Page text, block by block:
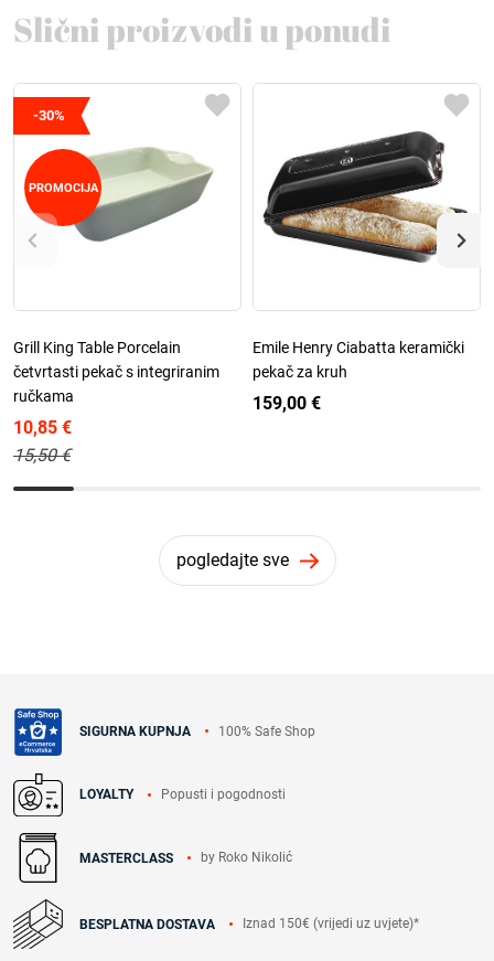
Slični proizvodi u ponudi
-30%
PROMOCIJA
Grill King Table Porcelain
četvrtasti pekač s integriranim
ručkama
10,85 €
15,50 €
Emile Henry Ciabatta keramički
pekač za kruh
159,00 €
pogledajte sve
SIGURNA KUPNJA 100% Safe Shop
LOYALTY Popusti i pogodnosti
MASTERCLASS by Roko Nikolić
BESPLATNA DOSTAVA Iznad 150€ (vrijedi uz uvjete)*